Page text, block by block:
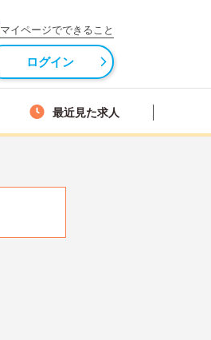
マイページでできること
ログイン
最近見た求人